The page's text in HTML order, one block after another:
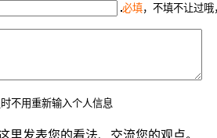
必填，不填不让过哦
不用重新输入个人信息